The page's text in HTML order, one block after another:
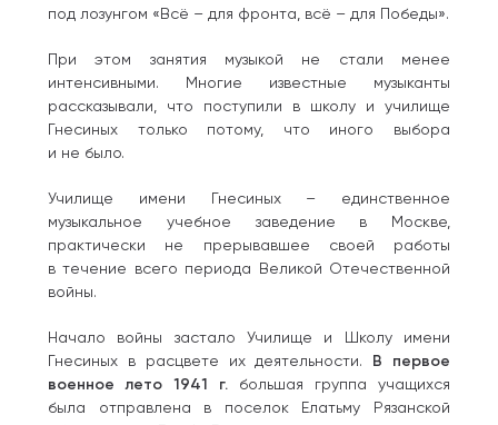
под лозунгом «Всё – для фронта, всё – для Победы».
При этом занятия музыкой не стали менее
интенсивными. Многие известные музыканты
рассказывали, что поступили в школу и училище
Гнесиных только потому, что иного выбора
и не было.
Училище имени Гнесиных – единственное
музыкальное учебное заведение в Москве,
практически не прерывавшее своей работы
в течение всего периода Великой Отечественной
войны.
Начало войны застало Училище и Школу имени
Гнесиных в расцвете их деятельности. В первое
военное лето 1941 г. большая группа учащихся
была отправлена в поселок Елатьму Рязанской